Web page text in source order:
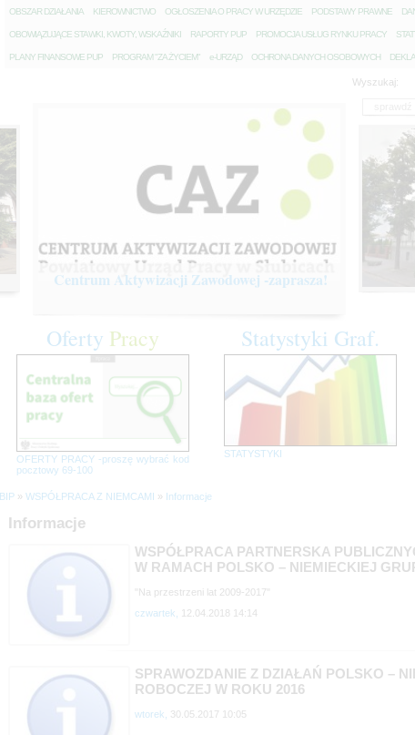
OBSZAR DZIAŁANIA KIEROWNICTWO OGŁOSZENIA O PRACY W URZĘDZIE PODSTAWY PRAWNE D
OBOWIĄZUJĄCE STAWKI, KWOTY, WSKAŹNIKI RAPORTY PUP PROMOCJA USŁUG RYNKU PRACY S
PLANY FINANSOWE PUP PROGRAM "ZA ŻYCIEM" e-URZĄD OCHRONA DANYCH OSOBOWYCH D
Wyszukaj:
Centrum Aktywizacji Zawodowej -zaprasza!
Oferty Pracy
OFERTY PRACY -proszę wybrać kod
pocztowy 69-100
Statystyki Graf.
STATYSTYKI
BIP » WSPÓŁPRACA Z NIEMCAMI » Informacje
Informacje
WSPÓŁPRACA PARTNERSKA
W RAMACH POLSKO – NIEMIECKIEJ
"Na przestrzeni lat 2009-2017"
czwartek,
12.04.2018 14:14
SPRAWOZDANIE Z DZIAŁAŃ POLSKO –
ROBOCZEJ W ROKU 2016
wtorek, 30.05.2017 10:05